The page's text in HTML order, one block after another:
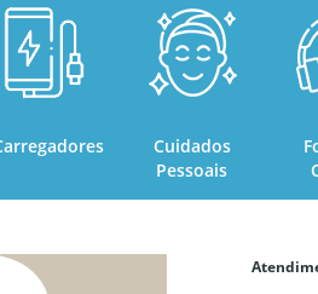
Cuidados
Pessoais